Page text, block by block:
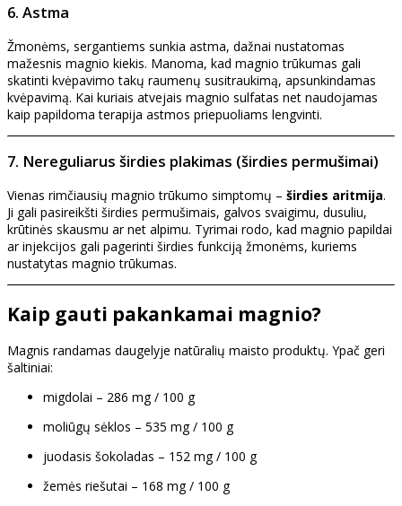
6. Astma
Žmonėms, sergantiems sunkia astma, dažnai nustatomas
mažesnis magnio kiekis. Manoma, kad magnio trūkumas gali
skatinti kvėpavimo takų raumenų susitraukimą, apsunkindamas
kvėpavimą. Kai kuriais atvejais magnio sulfatas net naudojamas
kaip papildoma terapija astmos priepuoliams lengvinti.
7. Nereguliarus širdies plakimas (širdies permušimai)
Vienas rimčiausių magnio trūkumo simptomų – širdies aritmija.
Ji gali pasireikšti širdies permušimais, galvos svaigimu, dusuliu,
krūtinės skausmu ar net alpimu. Tyrimai rodo, kad magnio papildai
ar injekcijos gali pagerinti širdies funkciją žmonėms, kuriems
nustatytas magnio trūkumas.
Kaip gauti pakankamai magnio?
Magnis randamas daugelyje natūralių maisto produktų. Ypač geri
šaltiniai:
migdolai – 286 mg / 100 g
moliūgų sėklos – 535 mg / 100 g
juodasis šokoladas – 152 mg / 100 g
žemės riešutai – 168 mg / 100 g